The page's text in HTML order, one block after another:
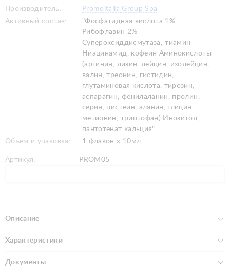
Производитель:
Promoitalia Grоuр Spa
Активный состав:
"Фосфатидная кислота 1%
Рибофлавин 2%
Супероксиддисмутаза; тиамин
Ниацинамид, кофеин Аминокислоты
(аргинин, лизин, лейцин, изолейцин,
валин, треонин, гистидин,
глутаминовая кислота, тирозин,
аспарагин, фенилаланин, пролин,
серин, цистеин, аланин, глицин,
метионин, триптофан) Инозитол,
пантотенат кальция"
Объем и упаковка:
1 флакон х 10мл.
Артикул: PROM05
Описание
Характеристики
Документы